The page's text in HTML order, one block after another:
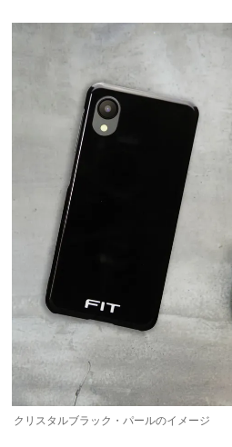
クリスタルブラック・パールのイメージ